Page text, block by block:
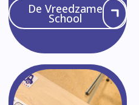
De Vreedzame
School